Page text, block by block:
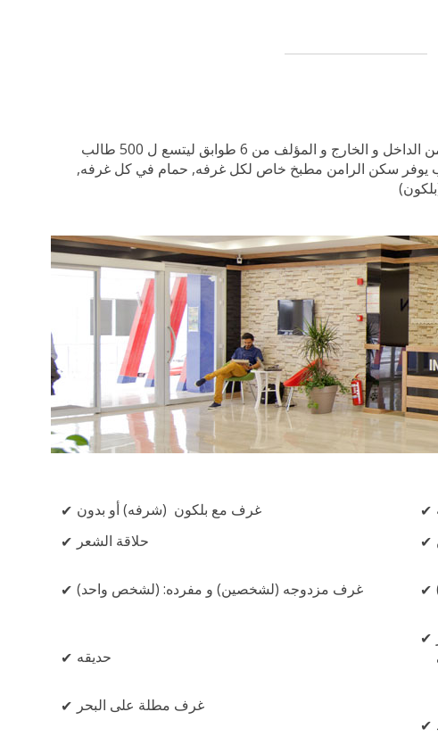
للطلاب يوفر سكن الرامن مطبخ خاص لكل غرفه, حمام في كل غرفه,
غرف مع بلكون (شرفه) أو بدون
حلاقة الشعر
غرف مزدوجه (لشخصين) و مفرده: (لشخص واحد)
حديقه
غرف مطلة على البحر